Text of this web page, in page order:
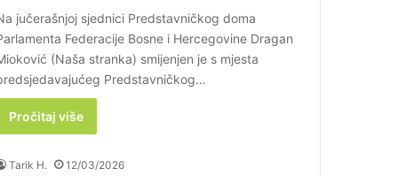
jučerašnjoj sjednici Predstavničkog doma
Federacije Bosne i Hercegovine Dragan
(Naša stranka) smijenjen je s mjesta
Predstavničkog…
Pročitaj više
Tarik H. 12/03/2026